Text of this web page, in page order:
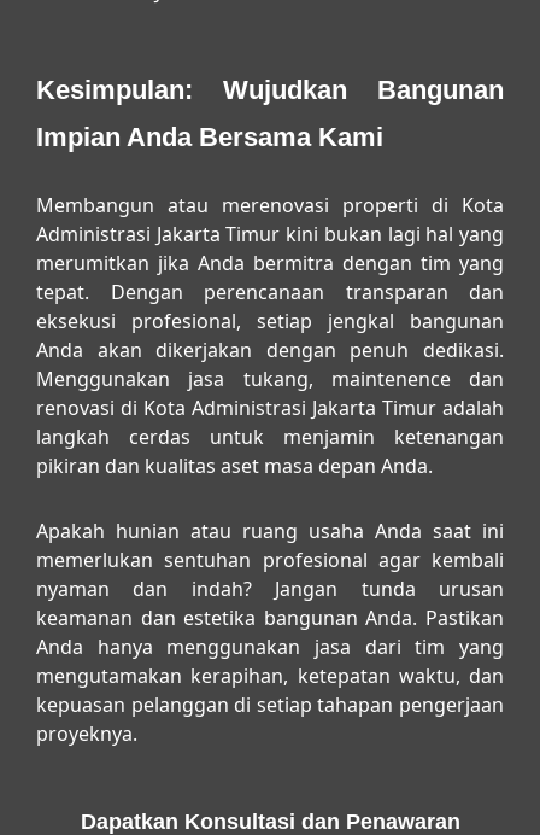
Kesimpulan: Wujudkan Bangunan
Impian Anda Bersama Kami
Membangun atau merenovasi properti di Kota
Administrasi Jakarta Timur kini bukan lagi hal yang
merumitkan jika Anda bermitra dengan tim yang
tepat. Dengan perencanaan transparan dan
eksekusi profesional, setiap jengkal bangunan
Anda akan dikerjakan dengan penuh dedikasi.
Menggunakan jasa tukang, maintenence dan
renovasi di Kota Administrasi Jakarta Timur adalah
langkah cerdas untuk menjamin ketenangan
pikiran dan kualitas aset masa depan Anda.
Apakah hunian atau ruang usaha Anda saat ini
memerlukan sentuhan profesional agar kembali
nyaman dan indah? Jangan tunda urusan
keamanan dan estetika bangunan Anda. Pastikan
Anda hanya menggunakan jasa dari tim yang
mengutamakan kerapihan, ketepatan waktu, dan
kepuasan pelanggan di setiap tahapan pengerjaan
proyeknya.
Dapatkan Konsultasi dan Penawaran